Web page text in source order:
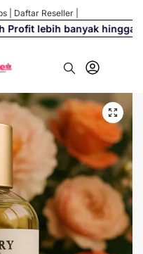
Daftar Reseller
lebih banyak hingga